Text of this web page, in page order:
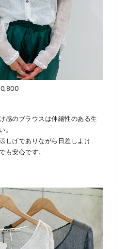
感のブラウスは伸縮性のある生
。
しげでありながら日差しよけ
も安心です。